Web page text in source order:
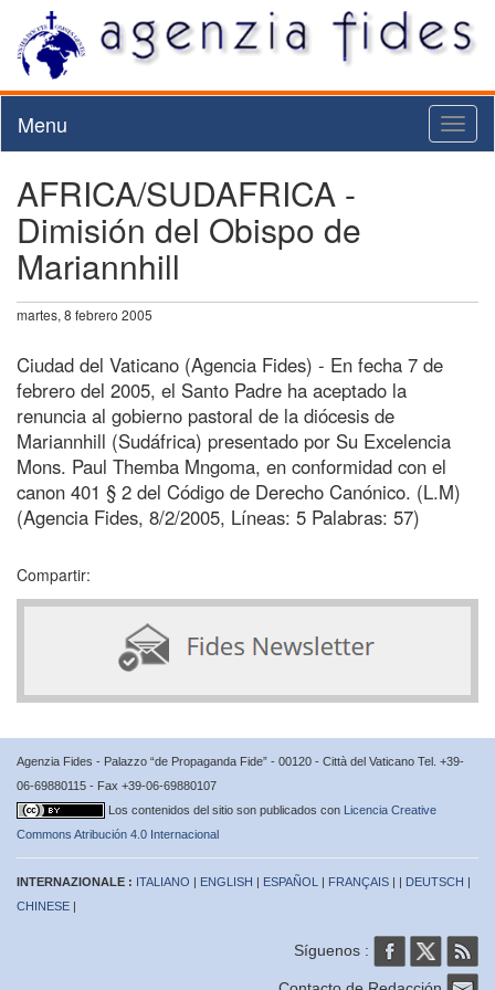
Menu
AFRICA/SUDAFRICA -
Dimisión del Obispo de
Mariannhill
martes, 8 febrero 2005
Ciudad del Vaticano (Agencia Fides) - En fecha 7 de
febrero del 2005, el Santo Padre ha aceptado la
renuncia al gobierno pastoral de la diócesis de
Mariannhill (Sudáfrica) presentado por Su Excelencia
Mons. Paul Themba Mngoma, en conformidad con el
canon 401 § 2 del Código de Derecho Canónico. (L.M)
(Agencia Fides, 8/2/2005, Líneas: 5 Palabras: 57)
Compartir:
Agenzia Fides - Palazzo “de Propaganda Fide” - 00120 - Città del Vaticano Tel. +39-
06-69880115 - Fax +39-06-69880107
Los contenidos del sitio son publicados con Licencia Creative
Commons Atribución 4.0 Internacional
INTERNAZIONALE : ITALIANO | ENGLISH | ESPAÑOL | FRANÇAIS | | DEUTSCH |
CHINESE |
Síguenos :